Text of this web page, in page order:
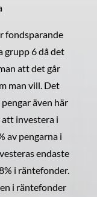
fondsparande
grupp 6 då det
att det går
man vill. Det
även här
investera i
av pengarna i
endaste
i räntefonder.
i räntefonder